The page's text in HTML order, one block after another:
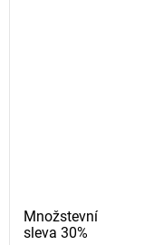
Množstevní
sleva 30%